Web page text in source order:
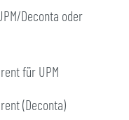
Deconta oder
für UPM
(Deconta)